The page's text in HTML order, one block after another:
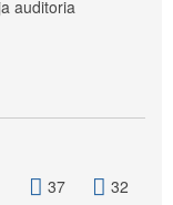
auditoria
37 32